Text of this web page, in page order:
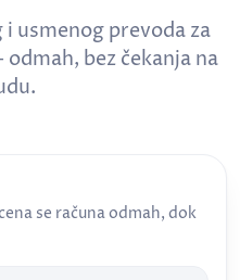
usmenog prevoda za
bez čekanja na
se računa odmah, dok